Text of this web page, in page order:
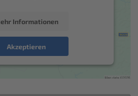
Informationen
Akzeptieren